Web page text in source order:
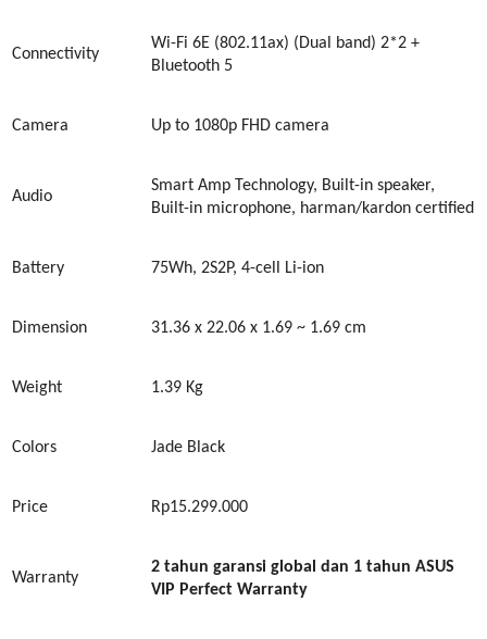
Connectivity
Wi-Fi 6E (802.11ax) (Dual band) 2*2 +
Bluetooth 5
Camera Up to 1080p FHD camera
Audio
Smart Amp Technology, Built-in speaker,
Built-in microphone, harman/kardon certified
Battery 75Wh, 2S2P, 4-cell Li-ion
Dimension 31.36 x 22.06 x 1.69 ~ 1.69 cm
Weight 1.39 Kg
Colors Jade Black
Price Rp15.299.000
Warranty
2 tahun garansi global dan 1 tahun ASUS
VIP Perfect Warranty